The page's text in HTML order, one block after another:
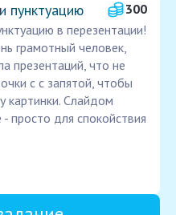
пунктуацию
300
в перезентации!
грамотный человек,
презентаций, что не
с с запятой, чтобы
картинки. Слайдом
просто для спокойствия